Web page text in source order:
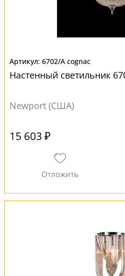
6702/А cognac
Настенный светильник
Newport (США)
15 603 ₽